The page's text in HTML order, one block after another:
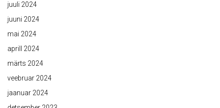
juuli 2024
juuni 2024
mai 2024
aprill 2024
märts 2024
veebruar 2024
jaanuar 2024